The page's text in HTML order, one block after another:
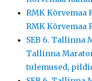
RMK Kõrvemaa
RMK Kõrvemaa
SEB 6. Tallinna
Tallinna
tulemused,